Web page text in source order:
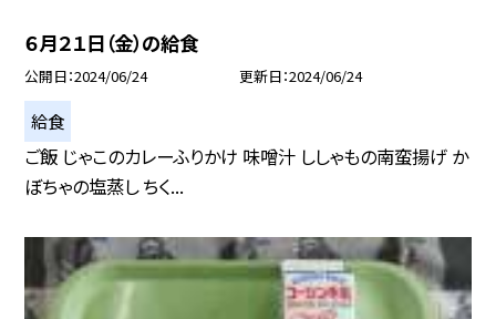
６月２１日（金）の給食
公開日 2024/06/24 更新日 2024/06/24
給食
ご飯 じゃこのカレーふりかけ 味噌汁 ししゃもの南蛮揚げ か
ぼちゃの塩蒸し ちく...